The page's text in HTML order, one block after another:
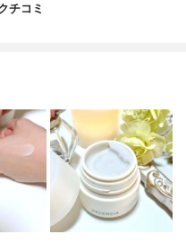
チコミ